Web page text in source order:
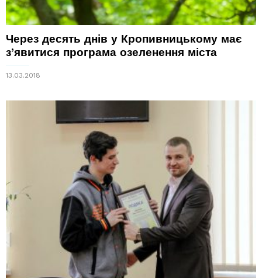
Через десять днів у Кропивницькому має
з’явитися програма озеленення міста
13.03.2018